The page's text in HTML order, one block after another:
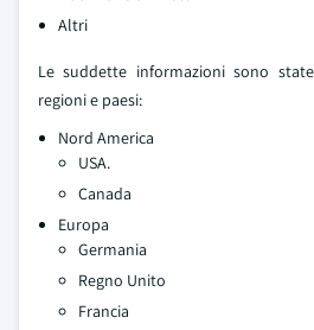
Altri
Le suddette informazioni sono
regioni e paesi:
Nord America
USA.
Canada
Europa
Germania
Regno Unito
Francia